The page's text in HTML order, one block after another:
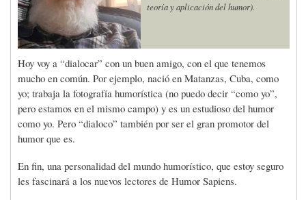
teoría y aplicación del humor).
Hoy voy a “dialocar” con un buen amigo, con el que tenemos
mucho en común. Por ejemplo, nació en Matanzas, Cuba, como
yo; trabaja la fotografía humorística (no puedo decir “como yo”,
pero estamos en el mismo campo) y es un estudioso del humor
como yo. Pero “dialoco” también por ser el gran promotor del
humor que es.
En fin, una personalidad del mundo humorístico, que estoy seguro
les fascinará a los nuevos lectores de Humor Sapiens.